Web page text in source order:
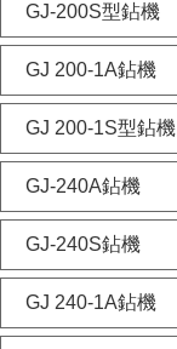
GJ-200S型鉆機
GJ 200-1A鉆機
GJ 200-1S型鉆機
GJ-240A鉆機
GJ-240S鉆機
GJ 240-1A鉆機